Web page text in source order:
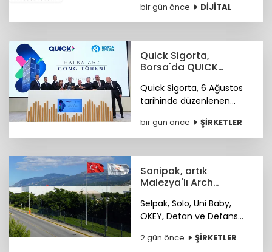
Dönüşüm" kategorisinde
birincilik ödülüne layık
bir gün önce DİJİTAL
Quick Sigorta,
Borsa'da QUICK
görmeye başladı
Quick Sigorta, 6 Ağustos
tarihinde düzenlenen
işlem koduyla Borsa
İstanbul’da işlem görmeye
bir gün önce ŞİRKETLER
Sanipak, artık
Malezya'lı Arch
Selpak, Solo, Uni Baby,
OKEY, Detan ve Defans
bulunduran Sanipak
2 gün önce ŞİRKETLER